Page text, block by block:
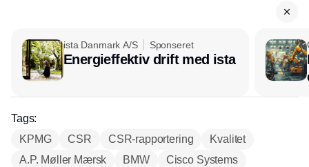
ista Danmark A/S Sponseret
Energieffektiv drift med ista
Tags:
KPMG
CSR CSR-rapportering
Kvalitet
A.P. Møller Mærsk
BMW
Cisco Systems